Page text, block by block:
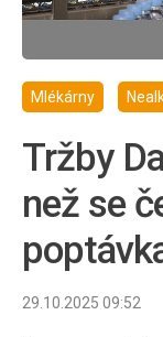
Mlékárny
Tržby
než se
29.10.2025 09:52